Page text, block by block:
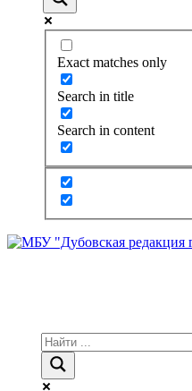
Exact matches only
Search in title
Search in content